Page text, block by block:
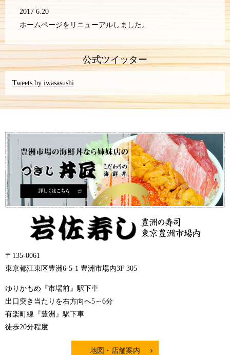
2017 6.20
ホームページをリニューアルしました。
公式ツイッター
Tweets by iwasasushi
〒135-0061
東京都江東区豊洲6-5-1 豊洲市場内3F 305
ゆりかもめ『市場前』駅下車
出口突き当たりを右方向へ5～6分
有楽町線『豊洲』駅下車
徒歩20分程度
地図・店舗案内